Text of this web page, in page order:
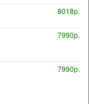
8018р.
7990р.
7990р.